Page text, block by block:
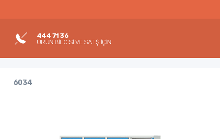
444 71 36
ÜRÜN BİLGİSİ VE SATIŞ İÇİN
6034